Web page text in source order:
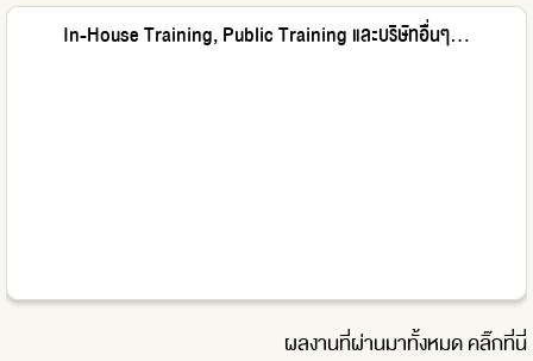
In-House Training, Public Training และบริษัทอื่นๆ...
ผลงานที่ผ่านมาทั้งหมดคลิ๊กที่นี่